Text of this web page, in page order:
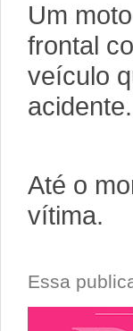
Um
frontal
veículo
acidente.
Até o
vítima.
Essa